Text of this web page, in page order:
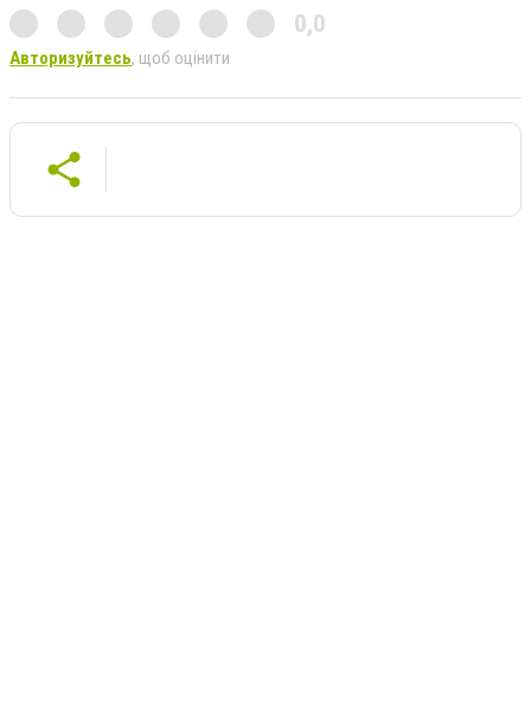
0,0
Авторизуйтесь, щоб оцінити